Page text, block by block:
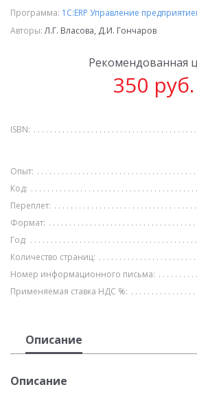
Программа: 1С:ERP Управление
Авторы:Л.Г. Власова, Д.И. Гончаров
Рекомендованная
350 руб.
ISBN:
Опыт:
Код:
Переплет:
Формат:
Год:
Количество страниц:
Номер информационного письма:
Применяемая ставка НДС %:
Описание
Описание